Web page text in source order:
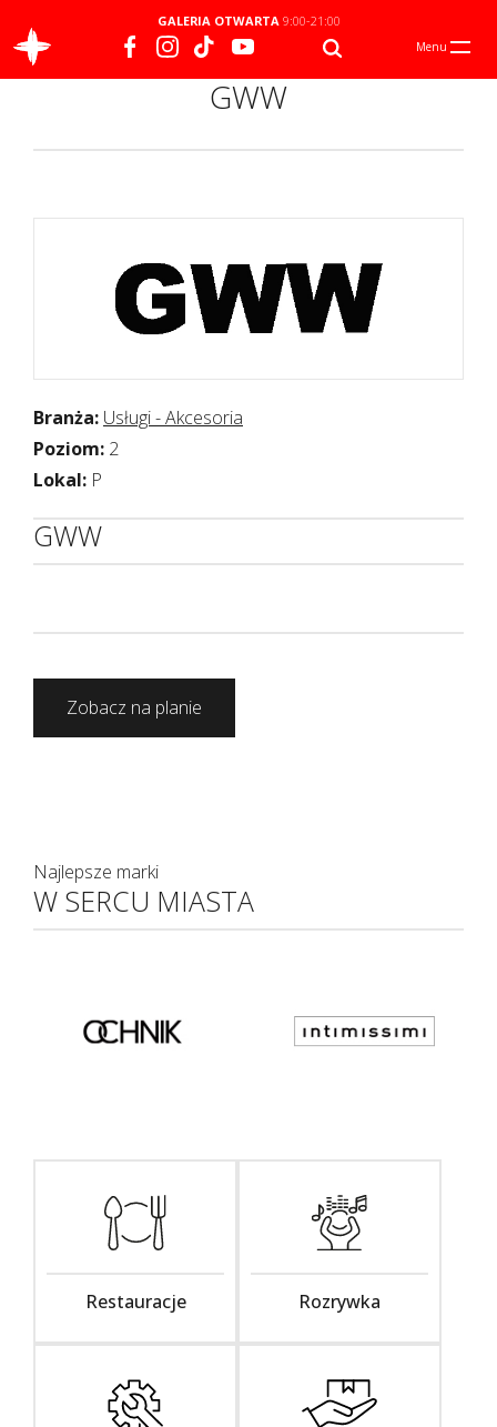
GALERIA OTWARTA9:00-21:00
Menu
GWW
Branża: Usługi - Akcesoria
Poziom: 2
Lokal: P
GWW
Zobacz na planie
Najlepsze marki
W SERCU MIASTA
Restauracje Rozrywka